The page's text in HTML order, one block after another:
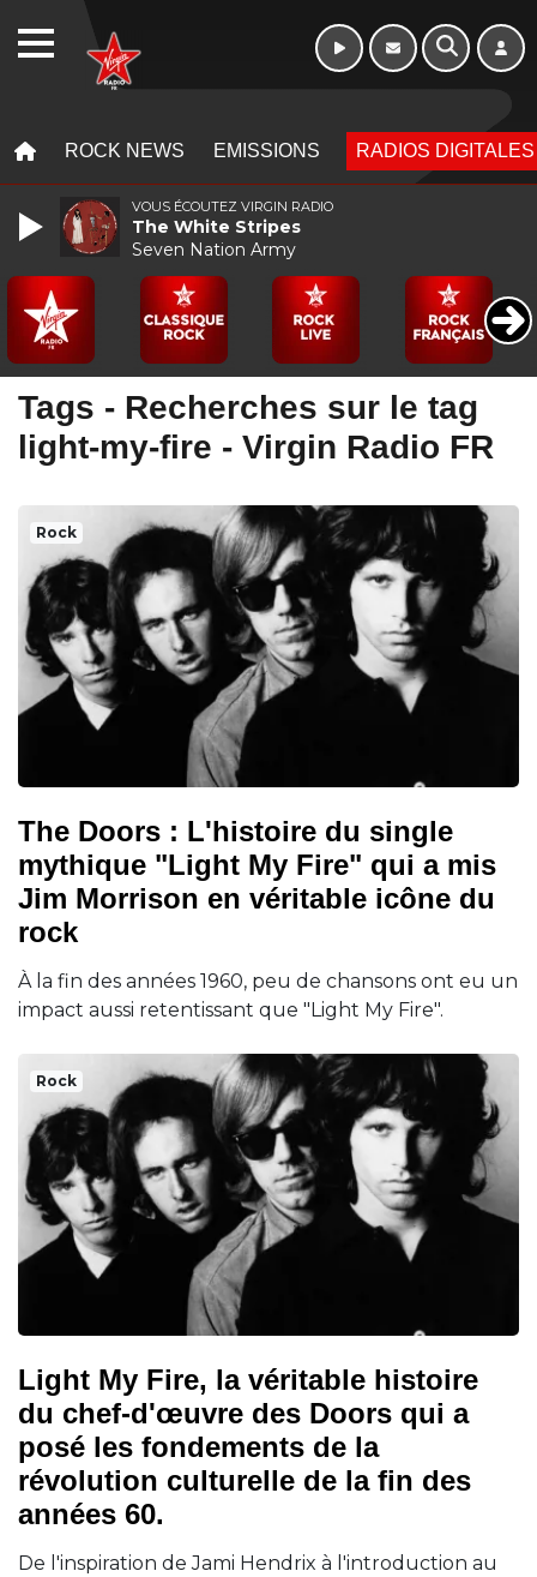
ROCK NEWS EMISSIONS RADIOS DIGITALES
Tags - Recherches sur le tag
light-my-fire - Virgin Radio FR
Rock
The Doors : L'histoire du single
mythique "Light My Fire" qui a mis
Jim Morrison en véritable icône du
rock
À la fin des années 1960, peu de chansons ont eu un
impact aussi retentissant que "Light My Fire".
Rock
Light My Fire, la véritable histoire
du chef-d'œuvre des Doors qui a
posé les fondements de la
révolution culturelle de la fin des
années 60.
De l'inspiration de Jami Hendrix à l'introduction au
VOUS ÉCOUTEZ VIRGIN RADIO
The White Stripes
Seven Nation Army
WEBRADIO 10h - 13h